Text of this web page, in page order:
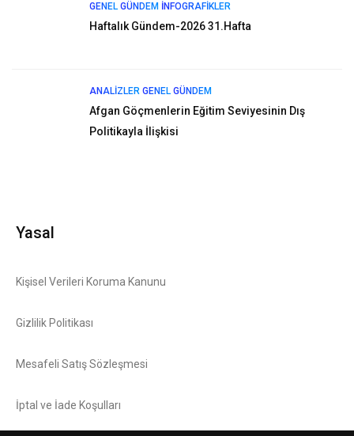
GENEL GÜNDEM İNFOGRAFIKLER
Haftalık Gündem-2026 31.Hafta
ANALIZLER GENEL GÜNDEM
Afgan Göçmenlerin Eğitim Seviyesinin Dış
Politikayla İlişkisi
Yasal
Kişisel Verileri Koruma Kanunu
Gizlilik Politikası
Mesafeli Satış Sözleşmesi
İptal ve İade Koşulları